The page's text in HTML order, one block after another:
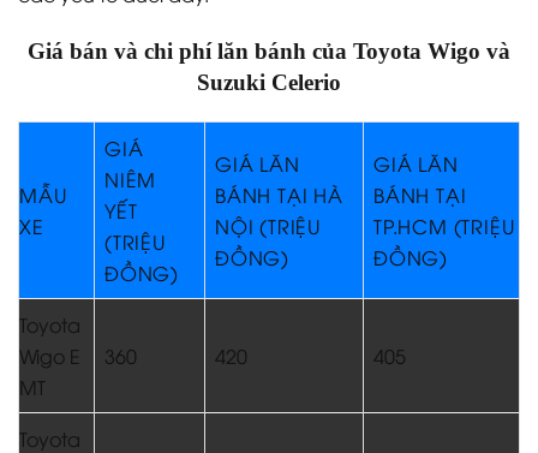
Giá bán và chi phí lăn bánh của Toyota Wigo và
Suzuki Celerio
MẪU
XE
GIÁ
NIÊM
YẾT
(TRIỆU
ĐỒNG)
GIÁ LĂN
BÁNH TẠI HÀ
NỘI (TRIỆU
ĐỒNG)
GIÁ LĂN
BÁNH TẠI
TP.HCM (TRIỆU
ĐỒNG)
Toyota
Wigo E
MT
360 420 405
Toyota